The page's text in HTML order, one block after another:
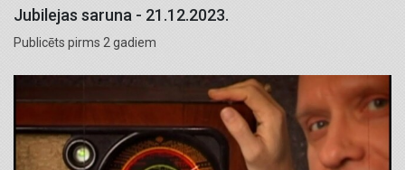
Jubilejas saruna - 21.12.2023.
Publicēts pirms 2 gadiem